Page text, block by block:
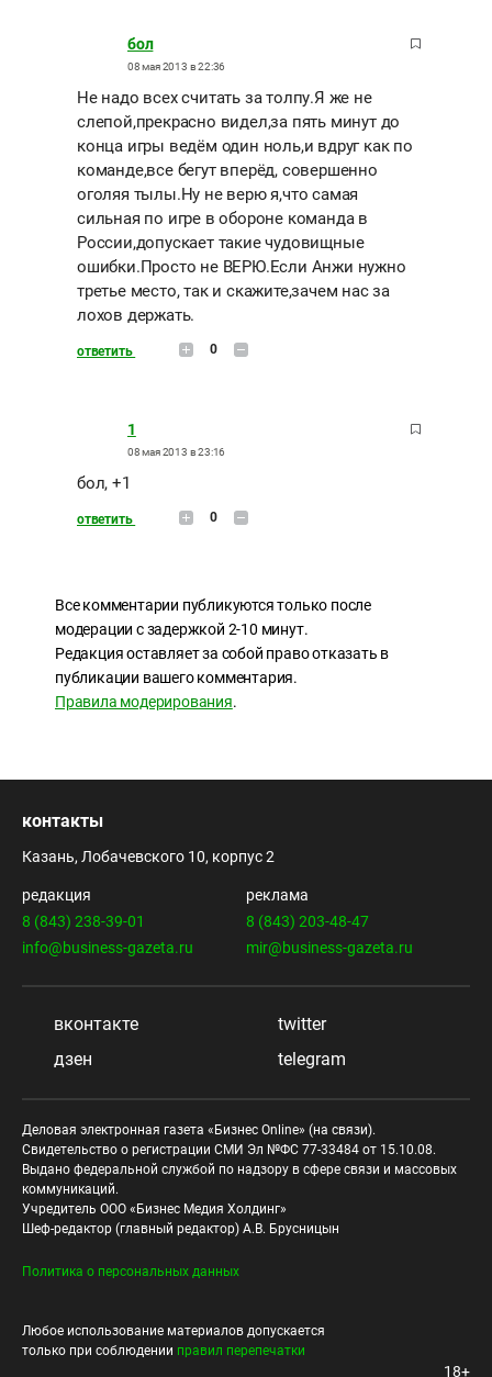
бол
08 мая 2013 в 22:36
Не надо всех считать за толпу.Я же не
слепой,прекрасно видел,за пять минут до
конца игры ведём один ноль,и вдруг как по
команде,все бегут вперёд, совершенно
оголяя тылы.Ну не верю я,что самая
сильная по игре в обороне команда в
России,допускает такие чудовищные
ошибки.Просто не ВЕРЮ.Если Анжи нужно
третье место, так и скажите,зачем нас за
лохов держать.
ответить 0
1
08 мая 2013 в 23:16
бол, +1
ответить 0
Все комментарии публикуются только после
модерации с задержкой 2-10 минут.
Редакция оставляет за собой право отказать в
публикации вашего комментария.
Правила модерирования.
контакты
Казань, Лобачевского 10, корпус 2
редакция
8 (843) 238-39-01
info@business-gazeta.ru
реклама
8 (843) 203-48-47
mir@business-gazeta.ru
вконтакте
twitter
дзен
telegram
Деловая электронная газета «Бизнес Online» (на связи).
Свидетельство о регистрации СМИ Эл №ФС 77-33484 от 15.10.08.
Выдано федеральной службой по надзору в сфере связи и массовых
коммуникаций.
Учредитель ООО «Бизнес Медия Холдинг»
Шеф-редактор (главный редактор) А.В. Брусницын
Политика о персональных данных
Любое использование материалов допускается
только при соблюдении правил перепечатки
18+